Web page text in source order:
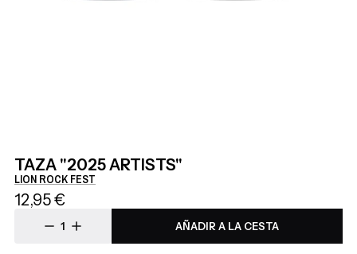
TAZA "2025 ARTISTS"
LION ROCK FEST
12,95 €
AÑADIR A LA CESTA